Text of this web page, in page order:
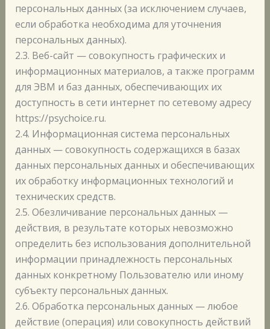
персональных данных (за исключением случаев,
если обработка необходима для уточнения
персональных данных).
2.3. Веб-сайт — совокупность графических и
информационных материалов, а также программ
для ЭВМ и баз данных, обеспечивающих их
доступность в сети интернет по сетевому адресу
https://psychoice.ru.
2.4. Информационная система персональных
данных — совокупность содержащихся в базах
данных персональных данных и обеспечивающих
их обработку информационных технологий и
технических средств.
2.5. Обезличивание персональных данных —
действия, в результате которых невозможно
определить без использования дополнительной
информации принадлежность персональных
данных конкретному Пользователю или иному
субъекту персональных данных.
2.6. Обработка персональных данных — любое
действие (операция) или совокупность действий